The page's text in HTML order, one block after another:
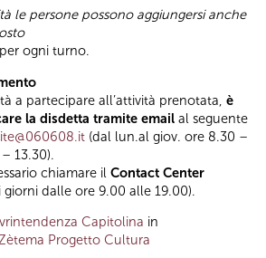
le persone possono aggiungersi anche
ogni turno.
a partecipare all’attività prenotata, è
la disdetta tramite email al seguente
(dal lun.al giov. ore 8.30 –
13.30).
chiamare il Contact Center
dalle ore 9.00 alle 19.00).
Capitolina in
Progetto Cultura